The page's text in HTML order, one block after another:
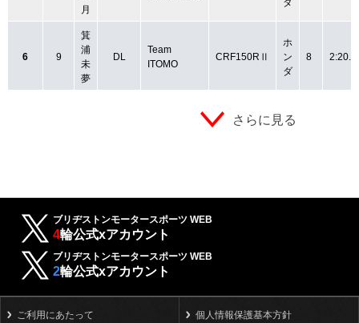
月
ダ
6 9
箕
浦
未
夢
DL
Team
ITOMO
CRF150RⅡ
ホ
ン
ダ
8
さらに見る
ブリヂストンモータースポーツ WEB
4輪公式xアカウント
ブリヂストンモータースポーツ WEB
2輪公式xアカウント
ご利用にあたって 個人情報保護基本方針